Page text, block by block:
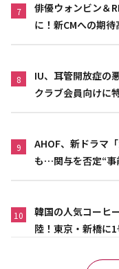
7
俳優ウォンビン＆
に！新CMへの期待
8
IU、耳管開放症の
クラブ会員向けに
9
AHOF、新ドラマ
も…関与を否定“事
10
韓国の人気コーヒ
陸！東京・新橋に